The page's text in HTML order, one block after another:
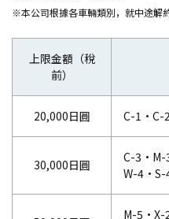
※本公司根據各車輛類別，就中途解
上限金額（稅
前）
20,000日圓 C-1・ C-
30,000日圓 C-3・ M-
W-4・ S-
M-5・ X-